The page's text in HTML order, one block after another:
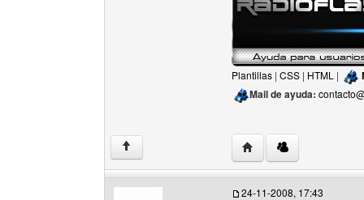
Plantillas | CSS | HTML |
Mail de ayuda:
↑ Visitar sitio web del
24-11-2008, 17:43